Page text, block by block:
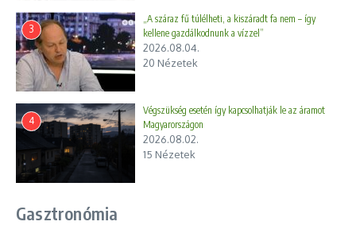
A kiválasztásra kerülő önkormányzatok – vagy az általuk
megjelölt helyi intézmények/szervezetek –
mintaprogramok megvalósítására kapnak pénzügyi és szakmai
támogatást.
3
„A száraz fű túlélheti, a kiszáradt fa nem – így
kellene gazdálkodnunk a vízzel”
2026.08.04.
20 Nézetek
4
Végszükség esetén így kapcsolhatják le az áramot
Magyarországon
2026.08.02.
15 Nézetek
Gasztronómia